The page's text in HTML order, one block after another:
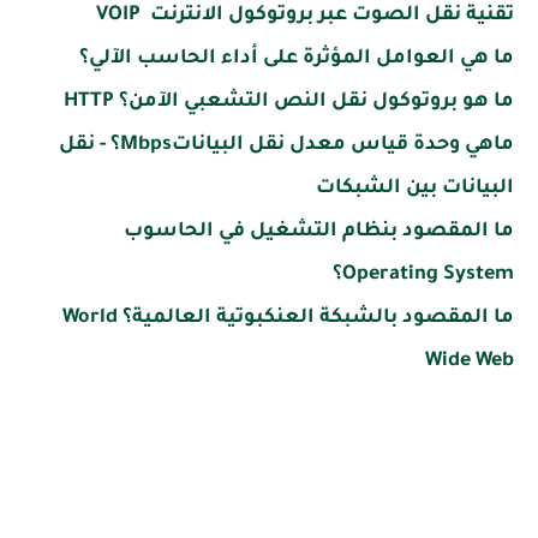
تقنية نقل الصوت عبر بروتوكول الانترنت VOIP
ما هي العوامل المؤثرة على أداء الحاسب الآلي؟
ما هو بروتوكول نقل النص التشعبي الآمن؟ HTTP
ماهي وحدة قياس معدل نقل البياناتMbps؟ - نقل
البيانات بين الشبكات
ما المقصود بنظام التشغيل في الحاسوب
Operating System؟
ما المقصود بالشبكة العنكبوتية العالمية؟ World
Wide Web